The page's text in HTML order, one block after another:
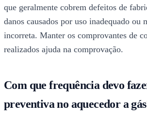
que geralmente cobrem defeitos de
danos causados por uso inadequado ou
incorreta. Manter os comprovantes de
realizados ajuda na comprovação.
Com que frequência devo
preventiva no aquecedor a